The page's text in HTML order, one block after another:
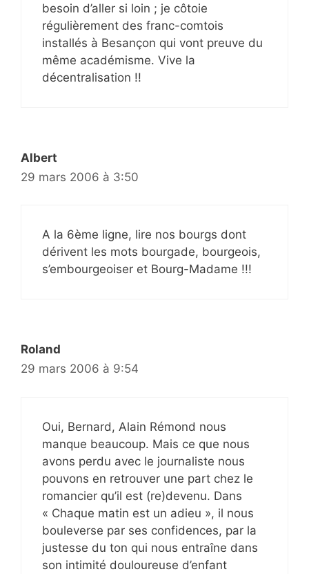
besoin d’aller si loin ; je côtoie
régulièrement des franc-comtois
installés à Besançon qui vont preuve du
même académisme. Vive la
décentralisation !!
Albert
29 mars 2006 à 3:50
A la 6ème ligne, lire nos bourgs dont
dérivent les mots bourgade, bourgeois,
s’embourgeoiser et Bourg-Madame !!!
Roland
29 mars 2006 à 9:54
Oui, Bernard, Alain Rémond nous
manque beaucoup. Mais ce que nous
avons perdu avec le journaliste nous
pouvons en retrouver une part chez le
romancier qu’il est (re)devenu. Dans
« Chaque matin est un adieu », il nous
bouleverse par ses confidences, par la
justesse du ton qui nous entraîne dans
son intimité douloureuse d’enfant